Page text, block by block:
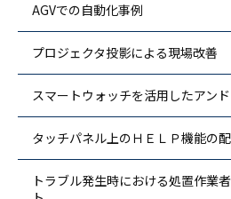
AGVでの自動化事例
プロジェクタ投影による現場改善
スマートウォッチを活用したアン
タッチパネル上のＨＥＬＰ機能の
トラブル発生時における処置作業